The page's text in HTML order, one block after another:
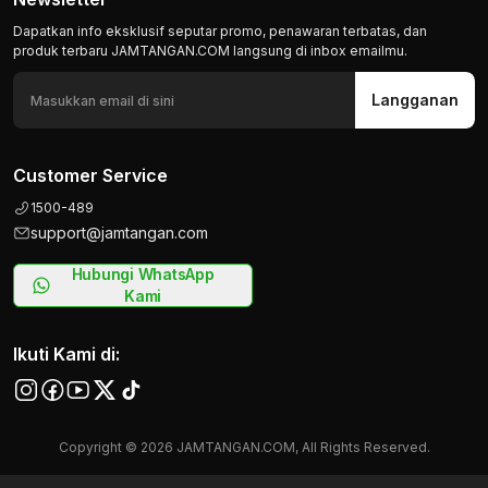
Dapatkan info eksklusif seputar promo, penawaran terbatas, dan
produk terbaru JAMTANGAN.COM langsung di inbox emailmu.
Langganan
Customer Service
1500-489
support@jamtangan.com
Hubungi WhatsApp
Kami
Ikuti Kami di:
Copyright © 2026 JAMTANGAN.COM, All Rights Reserved.